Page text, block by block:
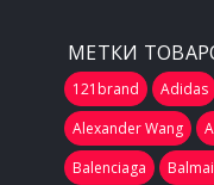
МЕТКИ
121brand Adidas
Alexander Wang
Balenciaga